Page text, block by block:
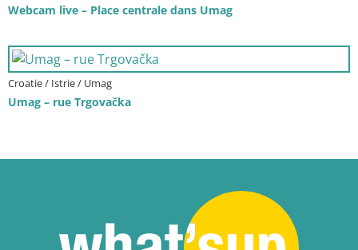
Webcam live – Place centrale dans Umag
Croatie / Istrie / Umag
Umag – rue Trgovačka